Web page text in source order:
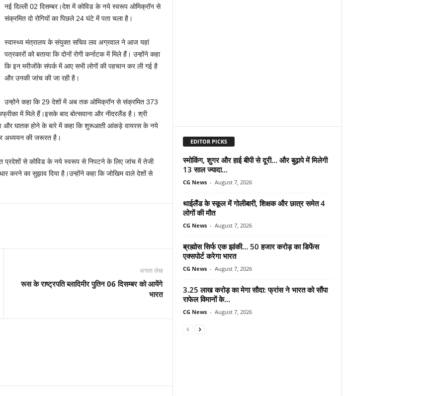
नई दिल्ली 02 दिसम्बर।देश में कोविड के नये स्‍वरूप ओमिक्रॉन से
संक्रमित दो रोगियों का पिछले 24 घंटे में पता चला है।
स्‍वास्‍थ्‍य मंत्रालय के संयुक्‍त सचिव लव अग्रवाल ने आज यहां
पत्रकारों को बताया कि दोनों रोगी कर्नाटक में मिले हैं। उन्‍होंने कहा
कि इन मरीजोंके संपर्क में आए सभी लोगों की पहचान कर ली गई है
और उनकी जांच की जा रही है।
उन्होने कहा कि 29 देशों में अब तक ओमिक्रॉन से संक्रमित 373
में मिले हैं।इसके बाद बोत्‍सवाना और नीदरलैंड है। श्री
और घातक होने के बारे में कहा कि शुरूआती आंकड़े वायरस के नये
अध्‍ययन की जरूरत है।
प्रदेशों से कोविड के नये स्‍वरूप से निपटने के लिए जांच में तेजी
करने का सुझाव दिया है।उन्‍होंने कहा कि जोखिम वाले देशों से
अगला लेख
रूस के राष्ट्रपति ब्लादिमीर पुतिन 06 दिसम्बर को आयेंगे
भारत
EDITOR PICKS
स्मोकिंग, शुगर और हाई बीपी से दूरी… और बुढ़ापे में मिलेगी
13 साल ज्यादा...
CG News - August 7, 2026
थाईलैंड के स्कूल में गोलीबारी, शिक्षक और छात्र समेत 4
लोगों की मौत
CG News - August 7, 2026
ब्रह्मोस सिर्फ एक झांकी… 50 हजार करोड़ का डिफेंस
एक्सपोर्ट करेगा भारत
CG News - August 7, 2026
3.25 लाख करोड़ का मेगा सौदा: फ्रांस ने भारत को सौंपा
राफेल विमानों के...
CG News - August 7, 2026